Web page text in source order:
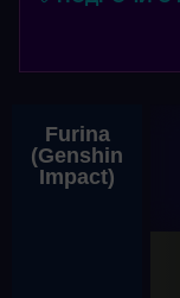
Furina
(Genshin
Impact)